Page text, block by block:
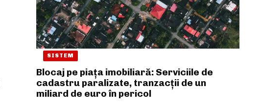
SISTEM
Blocaj pe piața imobiliară: Serviciile de
cadastru paralizate, tranzacții de un
miliard de euro în pericol